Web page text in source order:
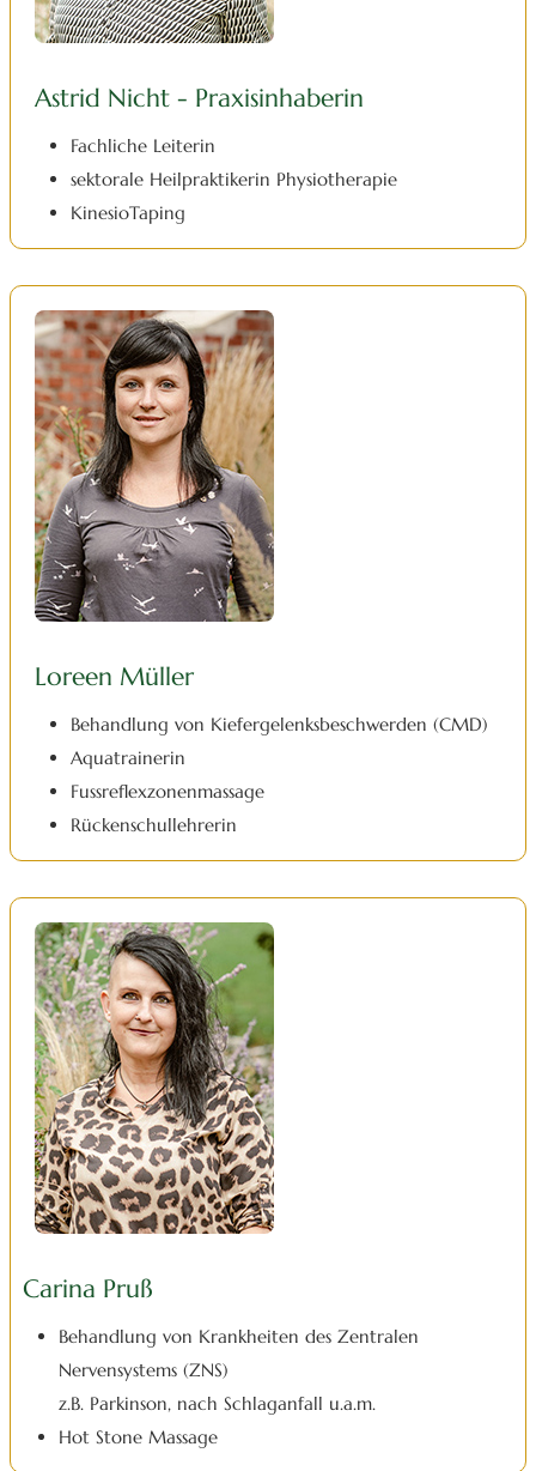
Astrid Nicht - Praxisinhaberin
Fachliche Leiterin
sektorale Heilpraktikerin Physiotherapie
KinesioTaping
Loreen Müller
Behandlung von Kiefergelenksbeschwerden (CMD)
Aquatrainerin
Fussreflexzonenmassage
Rückenschullehrerin
Carina Pruß
Behandlung von Krankheiten des Zentralen
Nervensystems (ZNS)
z.B. Parkinson, nach Schlaganfall u.a.m.
Hot Stone Massage